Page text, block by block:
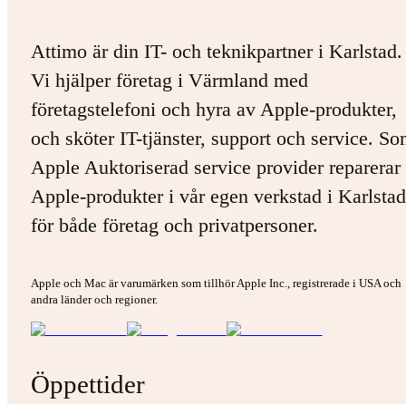
Attimo är din IT- och teknikpartner i Karlstad.
Vi hjälper företag i Värmland med
företagstelefoni och hyra av Apple-produkter,
och sköter IT-tjänster, support och service.
Apple Auktoriserad service provider
Apple-produkter i vår egen verkstad i
för både företag och privatpersoner.
Apple och Mac är varumärken som tillhör Apple Inc., registrerade i USA och
andra länder och regioner.
Öppettider